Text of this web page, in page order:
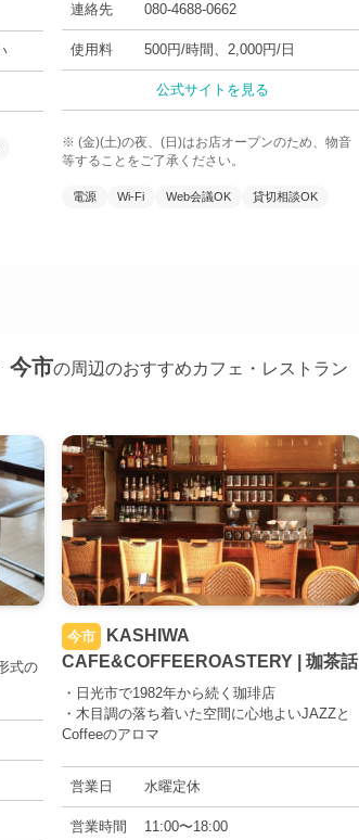
連絡先 080-4688-0662
使用料 500円/時間、2,000円/日
公式サイトを見る
※ (金)(土)の夜、(日)はお店オープンのため、物音
等することをご了承ください。
電源 Wi-Fi Web会議OK 貸切相談OK
今市の周辺のおすすめカフェ・レストラン
式の
今市
KASHIWA
CAFE&COFFEEROASTERY | 珈茶話
・日光市で1982年から続く珈琲店
・木目調の落ち着いた空間に心地よいJAZZと
Coffeeのアロマ
営業日 水曜定休
営業時間 11:00〜18:00